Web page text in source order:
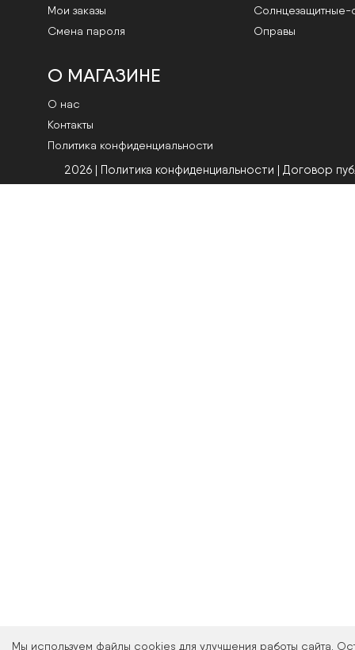
Мы используем файлы cookies для улучшения работы сайта.
Мои заказы
Смена пароля
Cолнцезащитные-
Оправы
О МАГАЗИНЕ
О нас
Контакты
Политика конфиденциальности
2026 | Политика конфиденциальности | Договор